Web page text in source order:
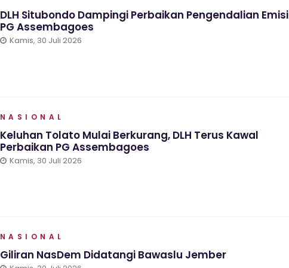
DLH Situbondo Dampingi Perbaikan Pengendalian Emisi
PG Assembagoes
Kamis, 30 Juli 2026
NASIONAL
Keluhan Tolato Mulai Berkurang, DLH Terus Kawal
Perbaikan PG Assembagoes
Kamis, 30 Juli 2026
NASIONAL
Giliran NasDem Didatangi Bawaslu Jember